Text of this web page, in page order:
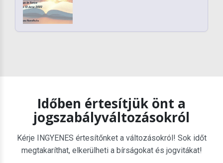
Időben értesítjük önt a
jogszabályváltozásokról
Kérje INGYENES értesítőnket a változásokról! Sok időt
megtakaríthat, elkerülheti a bírságokat és jogvitákat!